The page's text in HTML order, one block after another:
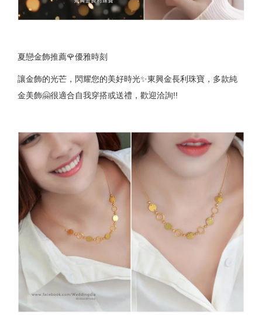
夏戀金飾推薦🌹優雅時刻
讓金飾的光芒，閃耀您的美好時光✨東興金長利珠寶，多款純
金美飾🤗很適合自我穿搭或送禮，歡迎洽詢!!